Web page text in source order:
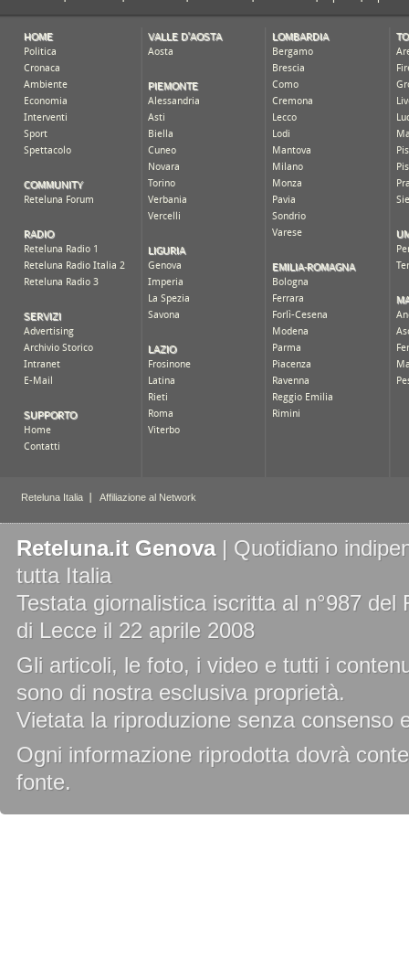
Reteluna.it Genova| Quotidiano
tutta Italia
Testata giornalistica iscritta al n°987
di Lecce il 22 aprile 2008
Gli articoli, le foto, i video e tutti i
sono di nostra esclusiva proprietà.
Vietata la riproduzione senza consenso
Ogni informazione riprodotta dovrà
fonte.